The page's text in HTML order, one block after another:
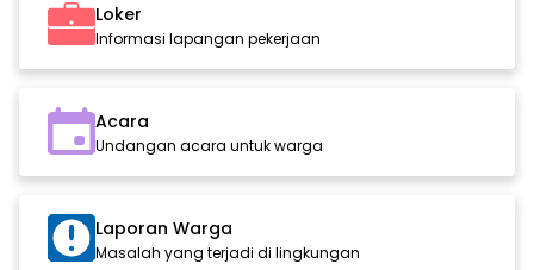
Loker
Informasi lapangan pekerjaan
Acara
Undangan acara untuk warga
Laporan Warga
Masalah yang terjadi di lingkungan